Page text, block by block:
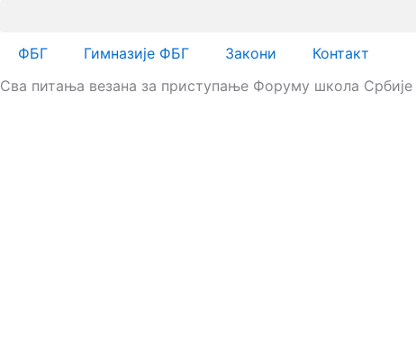
садржај
ФБГ Гимназије ФБГ Закони
Контакт
Сва питања везана за приступање Форуму школа Србије